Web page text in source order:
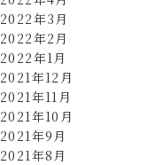
2022年3月
2022年2月
2022年1月
2021年12月
2021年11月
2021年10月
2021年9月
2021年8月